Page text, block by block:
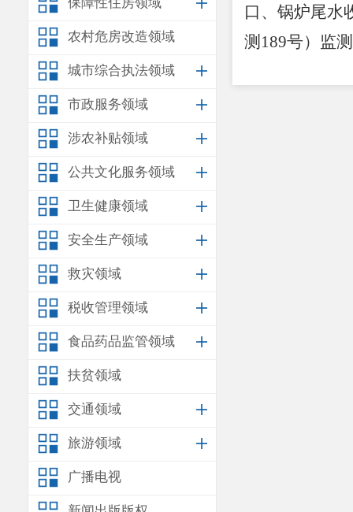
农村危房改造领域
城市综合执法领域
市政服务领域
涉农补贴领域
公共文化服务领域
卫生健康领域
安全生产领域
救灾领域
税收管理领域
食品药品监管领域
扶贫领域
交通领域
旅游领域
广播电视
口 、锅炉尾水
测189号）监